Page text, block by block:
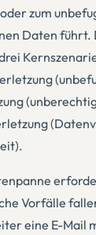
zum
Daten führt.
Vorfälle
eine E-Mail